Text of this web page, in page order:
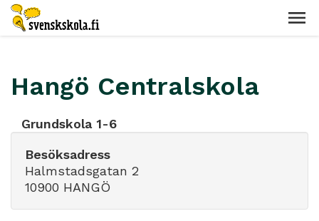
Hangö Centralskola
Grundskola 1-6
Besöksadress
Halmstadsgatan 2
10900 HANGÖ